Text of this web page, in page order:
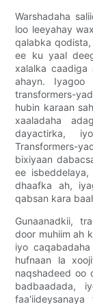
Warshadaha
loo leeyahay
qalabka
ee ku yaal
xalalka caadiga
ahayn. Iyagoo
transformers-
hubin karaan
xaaladaha
dayactirka,
Transformers-
bixiyaan
ee
dhaafka ah,
qabsan kara
Gunaanadkii,
door muhiim ah
iyo
hufnaan la
naqshadeed oo
badbaadada,